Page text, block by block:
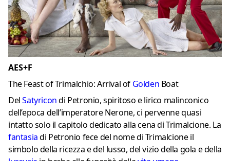
AES+F
The Feast of Trimalchio: Arrival of Golden Boat
DelSatyricondi Petronio, spiritoso e lirico malinconico
dell’epoca dell’imperatore Nerone, ci pervenne quasi
intatto solo il capitolo dedicato alla cena di Trimalcione. La
fantasiadi Petronio fece del nome di Trimalcione il
simbolo della ricezza e del lusso, del vizio della gola e della